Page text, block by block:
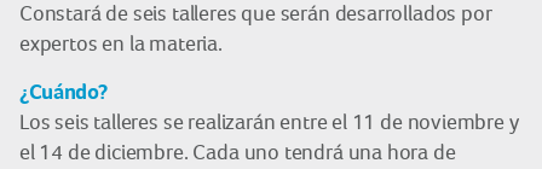
Constará de seis talleres que serán desarrollados por
expertos en la materia.
¿Cuándo?
Los seis talleres se realizarán entre el 11 de noviembre y
el 14 de diciembre. Cada uno tendrá una hora de